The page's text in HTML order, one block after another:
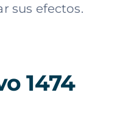
sus efectos.
1474